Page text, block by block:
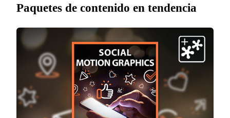
Paquetes de contenido en tendencia